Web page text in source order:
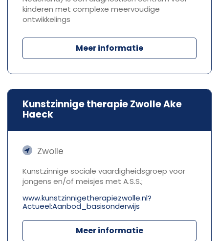
kinderen met complexe meervoudige
ontwikkelings
Meer informatie
Kunstzinnige therapie Zwolle Ake
Haeck
Zwolle
Kunstzinnige sociale vaardigheidsgroep voor
jongens en/of meisjes met A.S.S.;
www.kunstzinnigetherapiezwolle.nl?
Actueel:Aanbod_basisonderwijs
Meer informatie